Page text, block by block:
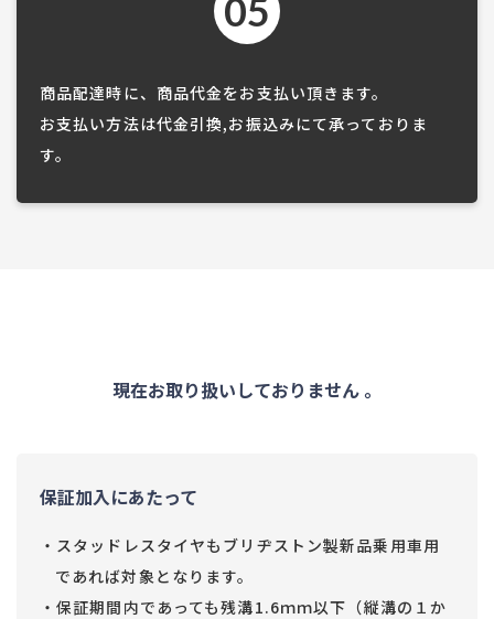
05
商品配達時に、商品代金をお支払い頂きます。
お支払い方法は代金引換,お振込みにて承っておりま
す。
現在お取り扱いしておりません 。
保証加入にあたって
・スタッドレスタイヤもブリヂストン製新品乗用車用
であれば対象となります。
・保証期間内であっても残溝1.6ｍｍ以下（縦溝の１か